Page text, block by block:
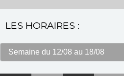
LES HORAIRES :